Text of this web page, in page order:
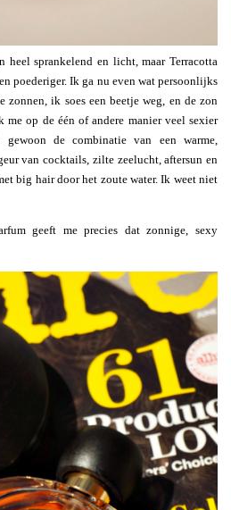
heel sprankelend en licht, maar Terracotta
poederiger. Ik ga nu even wat persoonlijks
ik soes een beetje weg, en de zon
op de één of andere manier veel sexier
de combinatie van een warme,
van cocktails, zilte zeelucht, aftersun en
big hair door het zoute water. Ik weet niet
geeft me precies dat zonnige, sexy